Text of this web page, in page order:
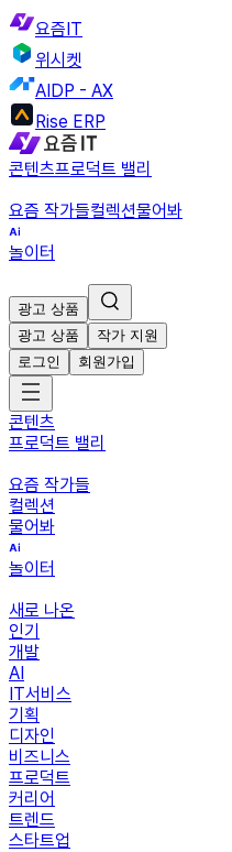
요즘IT
위시켓
AIDP - AX
Rise ERP
콘텐츠프로덕트 밸리
요즘 작가들컬렉션물어봐
놀이터
광고 상품
광고 상품
작가 지원
로그인
회원가입
콘텐츠
프로덕트 밸리
요즘 작가들
컬렉션
물어봐
놀이터
새로 나온
인기
개발
AI
IT서비스
기획
디자인
비즈니스
프로덕트
커리어
트렌드
스타트업